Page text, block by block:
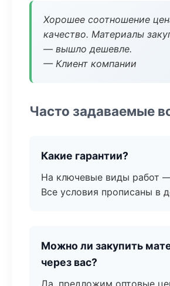
Хорошее соотношение
качество. Материалы
— вышло дешевле.
— Клиент компании
Часто задаваемые
Какие гарантии?
На ключевые виды работ
Все условия прописаны в
Можно ли закупить
через вас?
Да, предложим оптовые